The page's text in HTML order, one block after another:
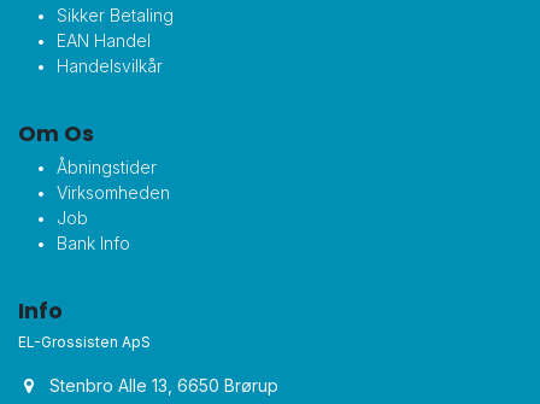
Sikker Betaling
EAN Handel
Handelsvilkår
Om Os
Åbningstider
Virksomheden
Job
Bank Info
Info
EL-Grossisten ApS
Stenbro Alle 13, 6650 Brørup